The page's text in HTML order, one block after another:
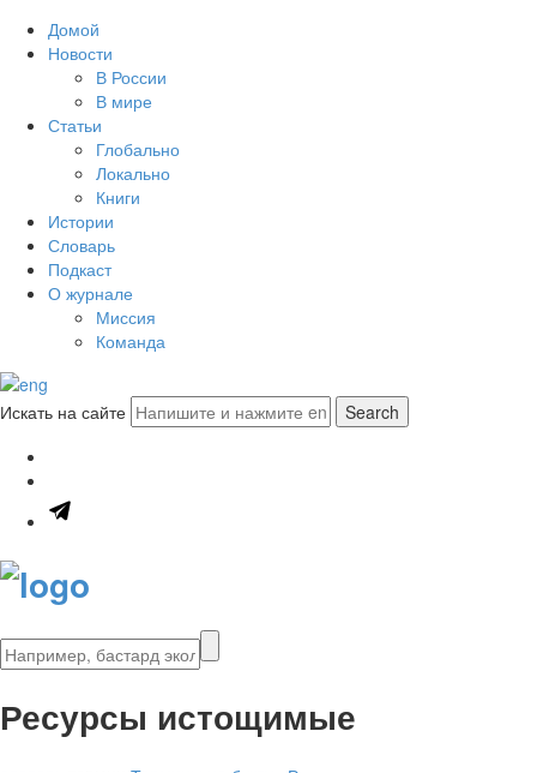
Домой
Новости
В России
В мире
Статьи
Глобально
Локально
Книги
Истории
Словарь
Подкаст
О журнале
Миссия
Команда
Искать на сайте
Ресурсы истощимые